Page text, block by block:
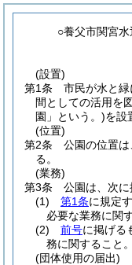
○養父市関宮
(設置)
第1条
市民が水と
間としての活用を
園」という。)を設
(位置)
第2条
公園の位置
る。
(業務)
第3条
公園は、次に
(1)
第1条に規定
必要な業務に関
(2)
前号に掲げる
務に関すること。
(団体使用の届出)